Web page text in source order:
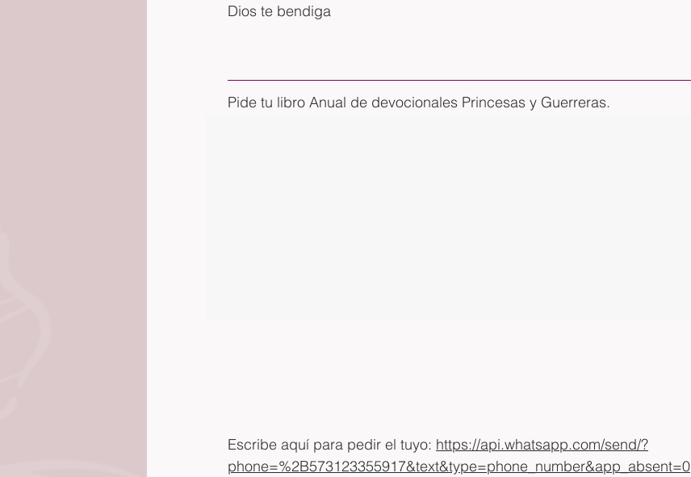
Dios te bendiga
Pide tu libro Anual de devocionales Princesas y Guerreras.
Escribe aquí para pedir el tuyo: https://api.whatsapp.com/send/?
phone=%2B573123355917&text&type=phone_number&app_absent=0